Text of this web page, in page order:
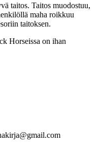
taitos. Taitos muodostuu,
maha roikkuu
taitoksen.
Horseissa on ihan